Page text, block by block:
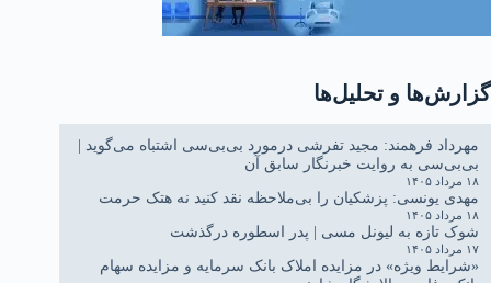
گزارش‌ها و تحلیل‌ها
مهرداد فرهمند: مجید تفرشی درمورد بی‌بی‌سی اشتباه می‌گوید |
بی‌بی‌سی به روایت خبرنگار سابق آن
۱۸ مرداد ۱۴۰۵
مهدی یونسی: پزشکیان را بی‌ملاحظه نقد کنید نه هتک حرمت
۱۸ مرداد ۱۴۰۵
شوک تازه به لیونل مسی | پدر اسطوره درگذشت
۱۷ مرداد ۱۴۰۵
«شرایط ویژه» در مزایده املاک بانک سرمایه و مزایده سهام